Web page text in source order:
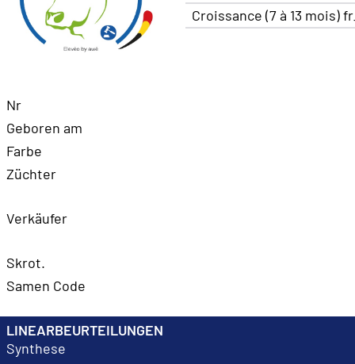
Croissance (7 à 13 mois)
Nr
Geboren am
Farbe
Züchter
Verkäufer
Skrot.
Samen Code
LINEARBEURTEILUNGEN
Synthese